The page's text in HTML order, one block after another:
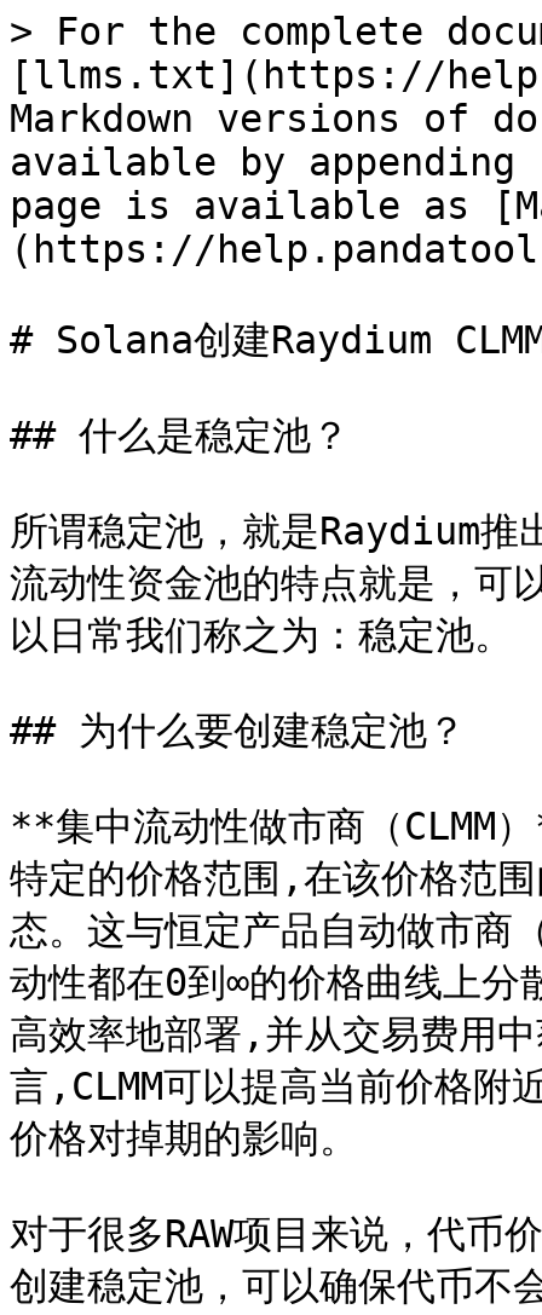
> For the complete
[llms.txt](https://
Markdown versions of
available by
page is available as
(https://
# Solana创建Raydium
## 什么是稳定池？
所谓稳定池，就是Raydium推
流动性资金池的特点就是，可
以日常我们称之为：稳定池。
## 为什么要创建稳定池？
**集中流动性做市商（CLMM
特定的价格范围,在该价格范
态。这与恒定产品自动做市商
动性都在0到∞的价格曲线上分
高效率地部署,并从交易费用
言,CLMM可以提高当前价格
价格对掉期的影响。
对于很多RAW项目来说，代币
创建稳定池，可以确保代币不